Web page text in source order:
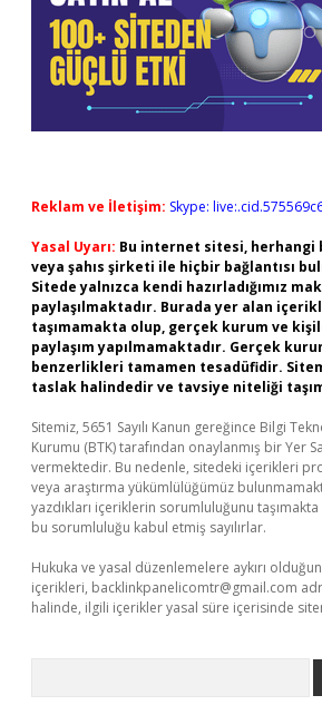
Reklam ve İletişim: Skype:
Yasal Uyarı: Bu internet sitesi, herhangi
veya şahıs şirketi ile hiçbir bağlantısı
Sitede yalnızca kendi hazırladığımız
paylaşılmaktadır. Burada yer alan
taşımamakta olup, gerçek kurum ve
paylaşım yapılmamaktadır. Gerçek
benzerlikleri tamamen tesadüfidir.
taslak halindedir ve tavsiye niteliği
Sitemiz, 5651 Sayılı Kanun gereğince Bilgi
Kurumu (BTK) tarafından onaylanmış bir Yer
vermektedir. Bu nedenle, sitedeki içerikleri
veya araştırma yükümlülüğümüz
yazdıkları içeriklerin sorumluluğunu
bu sorumluluğu kabul etmiş sayılırlar.
Hukuka ve yasal düzenlemelere aykırı
içerikleri, backlinkpanelicomtr@gmail.com
halinde, ilgili içerikler yasal süre içerisinde